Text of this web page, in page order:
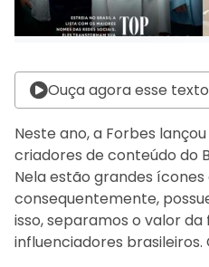
Ouça agora esse texto
Neste ano, a Forbes
criadores de conteúdo do
Nela estão grandes
consequentemente,
isso, separamos o valor
influenciadores brasileiros.